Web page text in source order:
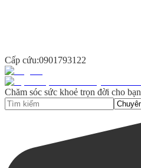
Cấp cứu:0901793122
Chăm sóc sức khoẻ trọn đời cho bạn